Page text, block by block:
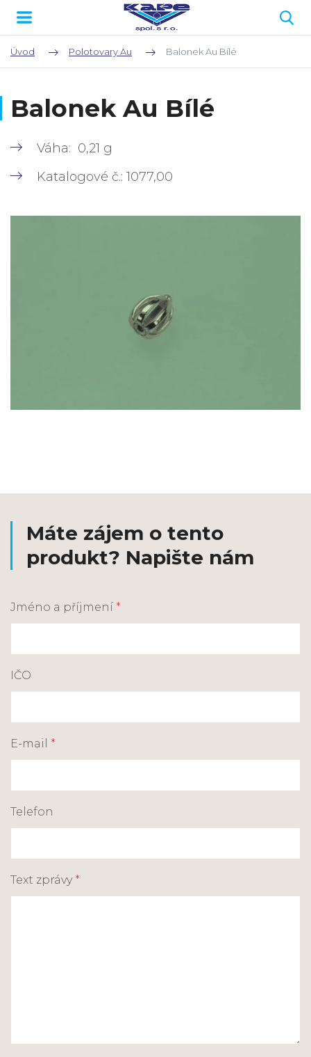
Úvod Polotovary Au Balonek Au Bílé
Balonek Au Bílé
Váha: 0,21 g
Katalogové č.: 1077,00
Máte zájem o tento
produkt? Napište nám
Jméno a příjmení *
IČO
E-mail *
Telefon
Text zprávy *